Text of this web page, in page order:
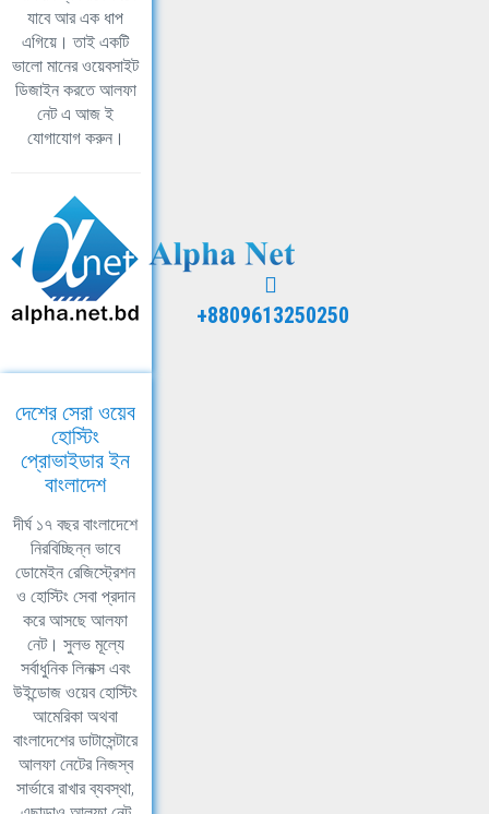
যাবে আর এক ধাপ
এগিয়ে। তাই একটি
ভালো মানের ওয়েবসাইট
ডিজাইন করতে আলফা
নেট এ আজ ই
যোগাযোগ করুন।
+8809613250250
দেশের সেরা ওয়েব
হোস্টিং
প্রোভাইডার ইন
বাংলাদেশ
দীর্ঘ ১৭ বছর বাংলাদেশে
নিরবিচ্ছিন্ন ভাবে
ডোমেইন রেজিস্ট্রেশন
ও হোস্টিং সেবা প্রদান
করে আসছে আলফা
নেট। সুলভ মূল্যে
সর্বাধুনিক লিনাক্স এবং
উইন্ডোজ ওয়েব হোস্টিং
আমেরিকা অথবা
বাংলাদেশের ডাটাসেন্টারে
আলফা নেটের নিজস্ব
সার্ভারে রাখার ব্যবস্থা,